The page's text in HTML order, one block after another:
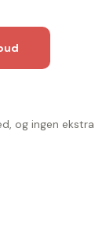
og ingen ekstra